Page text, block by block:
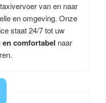
van en naar
en omgeving. Onze
staat 24/7 tot uw
comfortabel naar